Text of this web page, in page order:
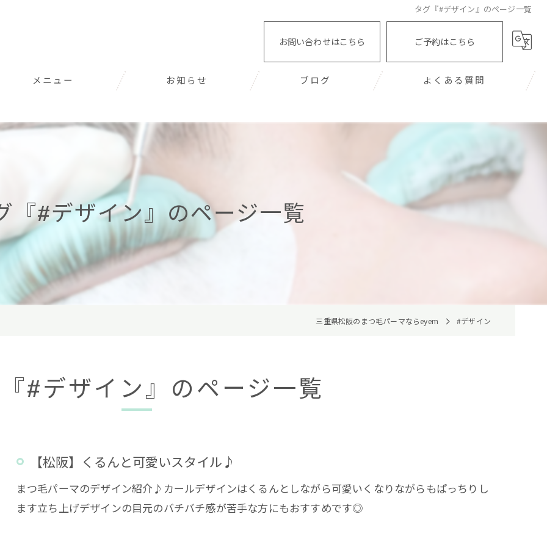
タグ『#デザイン』のページ一覧
お問い合わせはこちら ご予約はこちら
メニュー お知らせ ブログ よくある質問
『#デザイン』のページ一覧
三重県松阪のまつ毛パーマならeyem #デザイン
#デザイン』のページ一覧
【松阪】くるんと可愛いスタイル♪
まつ毛パーマのデザイン紹介♪カールデザインはくるんとしながら可愛いくなりながらもぱっちりし
ます立ち上げデザインの目元のバチバチ感が苦手な方にもおすすめです◎